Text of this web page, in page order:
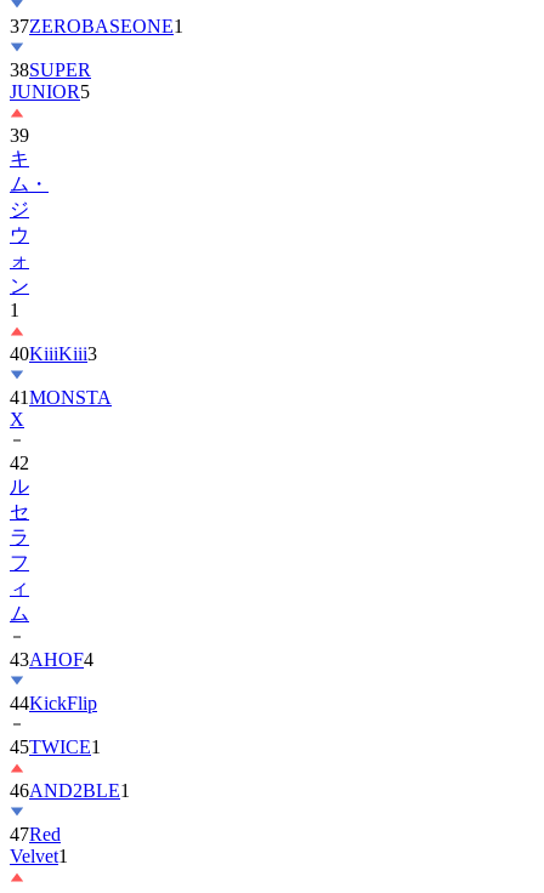
37ZEROBASEONE1
38SUPER
JUNIOR5
39
キ
ム・
ジ
ウ
ォ
ン
1
40KiiiKiii3
41MONSTA
X
42
ル
セ
ラ
フ
ィ
ム
43AHOF4
44KickFlip
45TWICE1
46AND2BLE1
47Red
Velvet1